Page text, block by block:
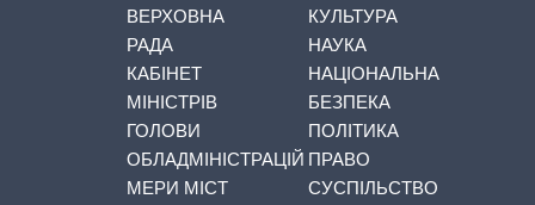
ВЕРХОВНА
РАДА
КАБІНЕТ
МІНІСТРІВ
ГОЛОВИ
ОБЛАДМІНІСТРАЦІЙ
МЕРИ МІСТ
КУЛЬТУРА
НАУКА
НАЦІОНАЛЬНА
БЕЗПЕКА
ПОЛІТИКА
ПРАВО
СУСПІЛЬСТВО